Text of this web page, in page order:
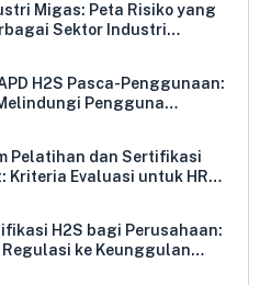
Migas: Peta Risiko yang
Sektor Industri
H2S Pasca-Penggunaan:
Pengguna
Umur
Pelatihan dan Sertifikasi
Kriteria Evaluasi untuk HR
H2S bagi Perusahaan:
ke Keunggulan